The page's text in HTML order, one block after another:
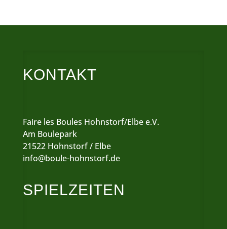
KONTAKT
Faire les Boules Hohnstorf/Elbe e.V.
Am Boulepark
21522 Hohnstorf / Elbe
info@boule-hohnstorf.de
SPIELZEITEN